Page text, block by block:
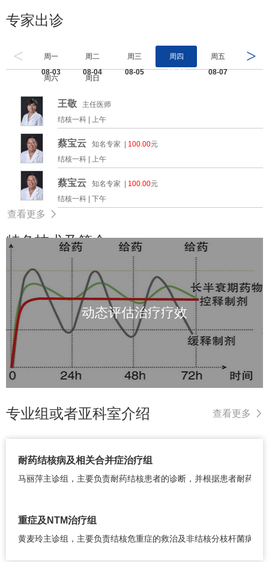
专家出诊
<
周一
08-03
周二
08-04
周三
08-05
周四
08-06
周五
08-07
周六
周日
>
王敬
主任医师
结核一科 | 上午
蔡宝云 知名专家 | 100.00元
结核一科 | 上午
蔡宝云 知名专家 | 100.00元
结核一科 | 下午
查看更多
特色技术及简介
动态评估治疗疗效
查看更多
专业组或者亚科室介绍
耐药结核病及相关合并症治疗组
马丽萍主诊组，主要负责耐药结核患者的诊断，并根据患者耐药情
重症及NTM治疗组
黄麦玲主诊组，主要负责结核危重症的救治及非结核分枝杆菌病的